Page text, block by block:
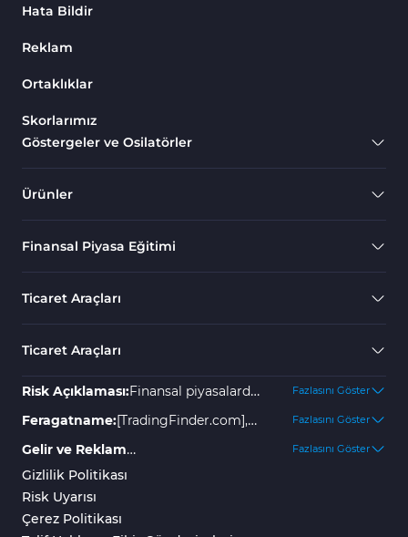
Hata Bildir
Reklam
Ortaklıklar
Skorlarımız
Göstergeler ve Osilatörler
Ürünler
Finansal Piyasa Eğitimi
Ticaret Araçları
Ticaret Araçları
Risk Açıklaması:Finansal piyasalarda
yer almak yüksek risk içerir ve
tamamını kaybetmenize neden
olabilir. Kayıpları önlemek için
herhangi bir garanti veya belirli
yönergeler yoktur. Broker
Fazlasını Göster
Feragatname:[TradingFinder.com],
olası kayıplar veya zararlar için hiçbir
sorumluluğundadır. Geçmiş sonuçlar
gelecekteki başarıyı garanti etmez, bu
Fazlasını Göster
Gelir ve Reklam
Açıklaması:"TradingFinder"
platformu çeşitli hizmetler
sunmaktadır; bazıları ücretsiz olup,
Fazlasını Göster
Gizlilik Politikası
Risk Uyarısı
Çerez Politikası